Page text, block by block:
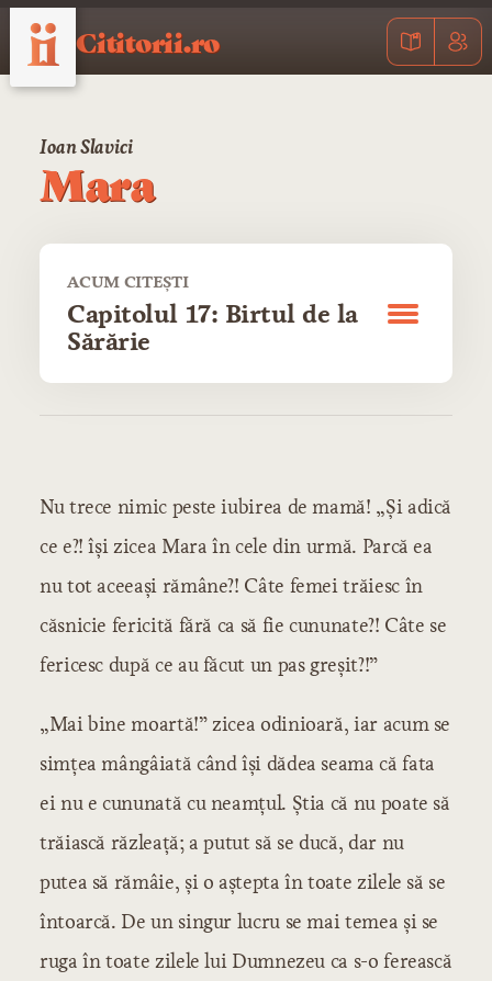
Cititorii.ro
Ioan Slavici
Mara
ACUM CITEȘTI
Capitolul 17: Birtul de la
Sărărie
Capitolul 2: Maica Aegidia
Capitolul 3: Furtuna cea mare
Capitolul 5: Ani de tinerețe
Capitolul 6: Ispita
Capitolul 7: Zbuciumare
Capitolul 9: Inima, săraca
Capitolul 10: Cine ce poate
Capitolul 12: Două porunci
Capitolul 13: Datorii vechi
Capitolul 14: Rostul lui Bandi
Capitolul 15: Isprăvile lui Trică
Capitolul 16: Greul vieții
Capitolul 17: Birtul de la Sărărie
Nu trece nimic peste iubirea de mamă! „Și adică
ce e?! își zicea Mara în cele din urmă. Parcă ea
nu tot aceeași rămâne?! Câte femei trăiesc în
căsnicie fericită fără ca să fie cununate?! Câte se
fericesc după ce au făcut un pas greșit?!”
„Mai bine moartă!” zicea odinioară, iar acum se
simțea mângâiată când își dădea seama că fata
ei nu e cununată cu neamțul. Știa că nu poate să
trăiască răzleață; a putut să se ducă, dar nu
putea să rămâie, și o aștepta în toate zilele să se
întoarcă. De un singur lucru se mai temea și se
ruga în toate zilele lui Dumnezeu ca s-o ferească